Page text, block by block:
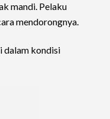
mandi. Pelaku
mendorongnya.
dalam kondisi